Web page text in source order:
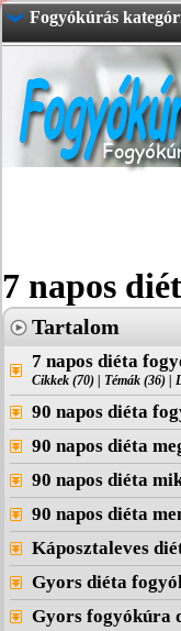
Fogyókúrás
7 napos
Tartalom
7 napos diéta
Cikkek (70) Témák (36)
90 napos diéta
90 napos diéta
90 napos diéta
90 napos diéta
Káposztaleves
Gyors diéta
Gyors fogyókúra